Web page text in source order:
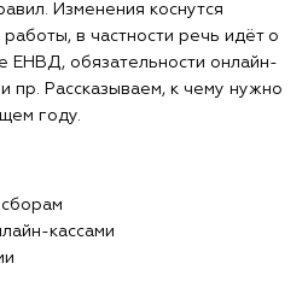
Изменения коснутся
работы, в частности речь идёт о
ЕНВД, обязательности онлайн-
пр. Рассказываем, к чему нужно
году.
кассами